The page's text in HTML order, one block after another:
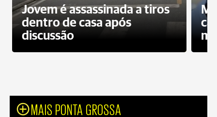
Jovem é assassinada a tiros
dentro de casa após
discussão
MAIS PONTA GROSSA